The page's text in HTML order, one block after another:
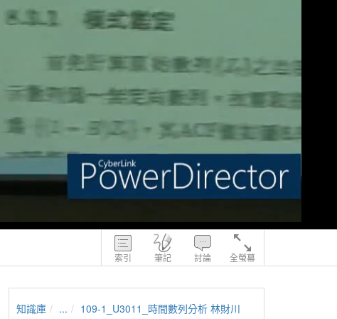
索引 筆記 討論 全螢幕
知識庫 ... 109-1_U3011_時間數列分析 林財川